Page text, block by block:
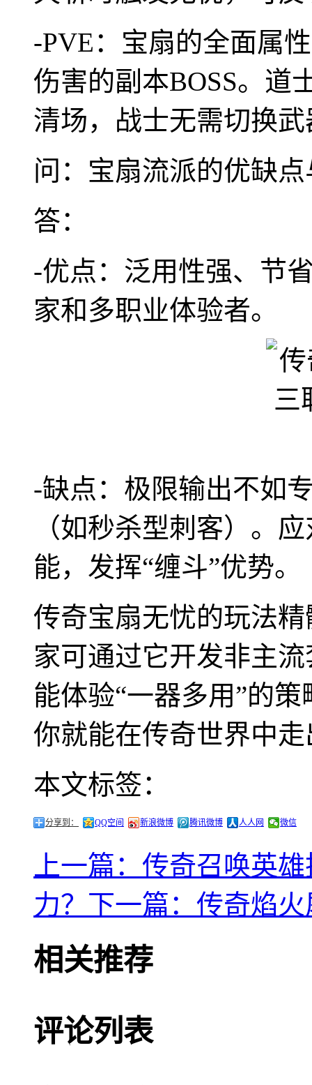
-PVE：宝扇的全面属
伤害的副本BOSS。道
清场，战士无需切换
问：宝扇流派的优缺
答：
-优点：泛用性强、节
家和多职业体验者。
-缺点：极限输出不如
（如秒杀型刺客）。
能，发挥“缠斗”优势。
传奇宝扇无忧的玩法
家可通过它开发非主
能体验“一器多用”的
你就能在传奇世界中
本文标签：
分享到： QQ空间 新浪微博 腾讯微博 人人网 微信
上一篇：传奇召唤英
力？ 下一篇：传奇焰
相关推荐
评论列表